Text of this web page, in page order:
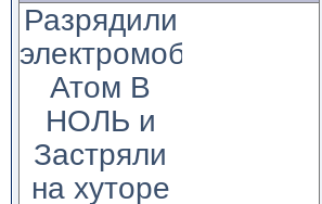
Разрядили
электромобиль
Атом В
НОЛЬ и
Застряли
на хуторе